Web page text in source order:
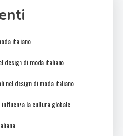
italiano
design di moda italiano
nel design di moda italiano
influenza la cultura globale